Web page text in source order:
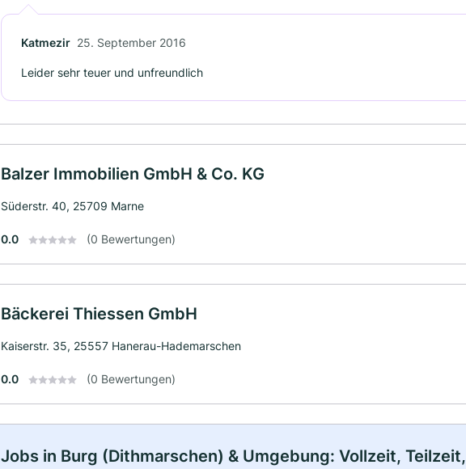
Katmezir 25. September 2016
Leider sehr teuer und unfreundlich
Balzer Immobilien GmbH & Co. KG
Süderstr. 40, 25709 Marne
0.0 (0 Bewertungen)
Bäckerei Thiessen GmbH
Kaiserstr. 35, 25557 Hanerau-Hademarschen
0.0 (0 Bewertungen)
Jobs in Burg (Dithmarschen) & Umgebung: Vollzeit, Teilzeit,